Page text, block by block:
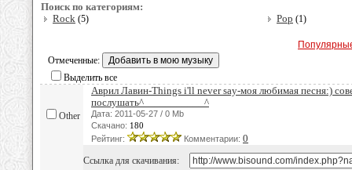
Поиск по категориям:
Rock (5) Pop (1)
Отмеченные:
Выделить все
Other
Аврил Лавин-Things i'll never say-моя любимая песня:)
послушать^___________^
Дата: 2011-05-27 / 0 Mb
Скачано: 180
Рейтинг:
Комментарии: 0
Ссылка для скачивания: